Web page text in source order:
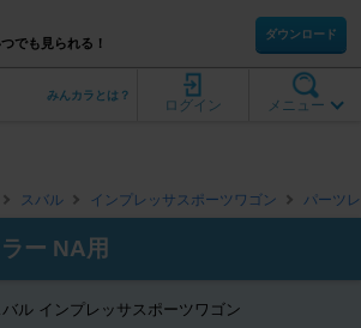
でも見られる！
ダウンロード
メニュー
ログイン
みんカラとは？
スバル インプレッサスポーツワゴン パーツ
ー NA用
バル インプレッサスポーツワゴン